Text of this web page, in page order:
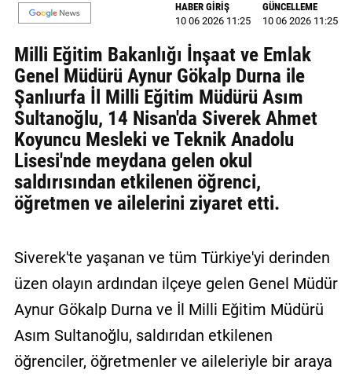
Künye
İletişim
Gizlilik
Politikası
HABER GİRİŞ
10 06 2026 11:25
GÜNCELLEME
10 06 2026 11:25
Milli Eğitim Bakanlığı İnşaat ve Emlak
Genel Müdürü Aynur Gökalp Durna ile
Şanlıurfa İl Milli Eğitim Müdürü Asım
Sultanoğlu, 14 Nisan'da Siverek Ahmet
Koyuncu Mesleki ve Teknik Anadolu
Lisesi'nde meydana gelen okul
saldırısından etkilenen öğrenci,
öğretmen ve ailelerini ziyaret etti.
Siverek'te yaşanan ve tüm Türkiye'yi derinden
üzen olayın ardından ilçeye gelen Genel Müdür
Aynur Gökalp Durna ve İl Milli Eğitim Müdürü
Asım Sultanoğlu, saldırıdan etkilenen
öğrenciler, öğretmenler ve aileleriyle bir araya